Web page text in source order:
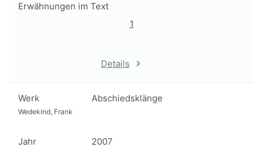
Erwähnungen im Text
1
Details
Werk Abschiedsklänge
Wedekind, Frank
Jahr 2007